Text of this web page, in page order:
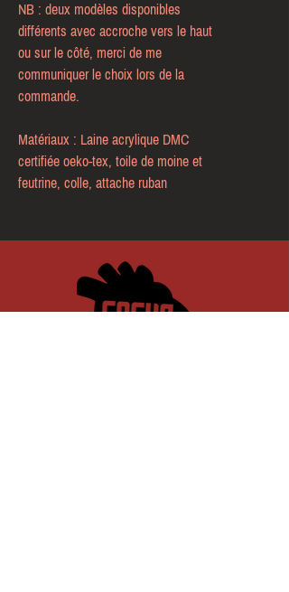
NB : deux modèles disponibles
différents avec accroche vers le haut
ou sur le côté, merci de me
communiquer le choix lors de la
commande.
​​​​​​​Matériaux : Laine acrylique DMC
certifiée oeko-tex, toile de moine et
feutrine, colle, attache ruban